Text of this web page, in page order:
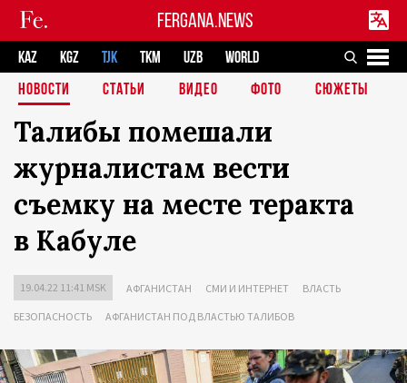
FERGANA.NEWS
KAZ KGZ TJK TKM UZB
WORLD
НОВОСТИ
СТАТЬИ ВИДЕО ФОТО СЮЖЕТЫ
Талибы помешали
журналистам вести
съемку на месте теракта
в Кабуле
19.04.22 11:41 MSK АФГАНИСТАН СМИ И ИНТЕРНЕТ ВЛАСТЬ
БЕЗОПАСНОСТЬ АФГАНИСТАН ПОД ВЛАСТЬЮ ТАЛИБОВ